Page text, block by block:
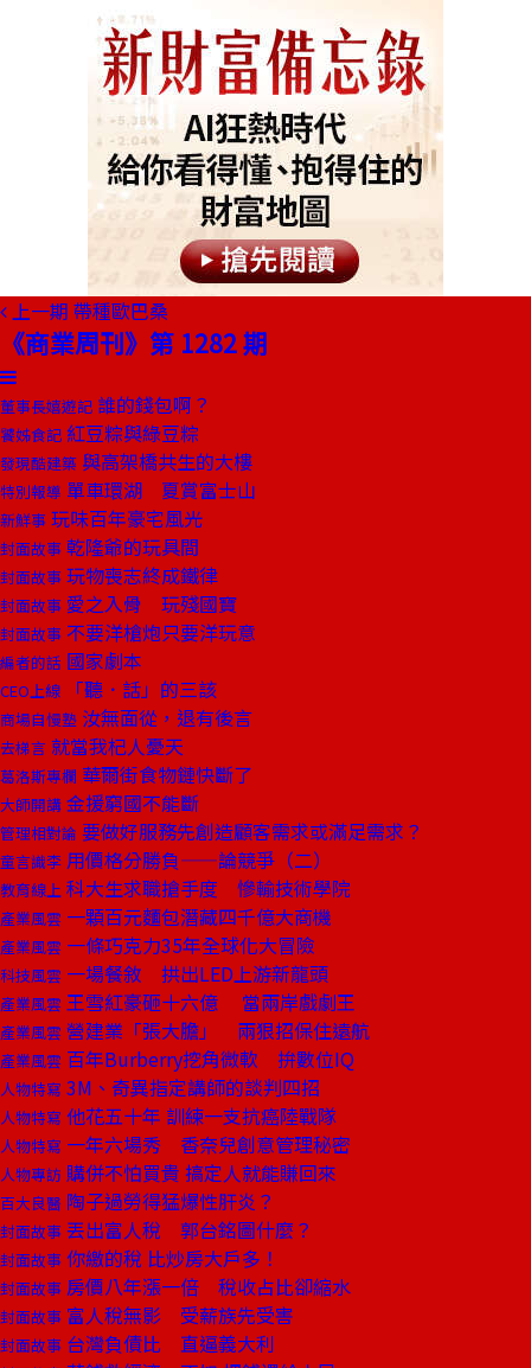
上一期 帶種歐巴桑
《商業周刊》第 1282 期
董事長嬉遊記 誰的錢包啊？
饕姊食記 紅豆粽與綠豆粽
發現酷建築 與高架橋共生的大樓
特別報導 單車環湖 夏賞富士山
新鮮事 玩味百年豪宅風光
封面故事 乾隆爺的玩具間
封面故事 玩物喪志終成鐵律
封面故事 愛之入骨 玩殘國寶
封面故事 不要洋槍炮只要洋玩意
編者的話 國家劇本
CEO上線 「聽．話」的三該
商場自慢塾 汝無面從，退有後言
去梯言 就當我杞人憂天
葛洛斯專欄 華爾街食物鏈快斷了
大師開講 金援窮國不能斷
管理相對論 要做好服務先創造顧客需求或滿足需求？
童言識李 用價格分勝負——論競爭（二）
教育線上 科大生求職搶手度 慘輸技術學院
產業風雲 一顆百元麵包潛藏四千億大商機
產業風雲 一條巧克力35年全球化大冒險
科技風雲 一場餐敘 拱出LED上游新龍頭
產業風雲 王雪紅豪砸十六億 當兩岸戲劇王
產業風雲 營建業「張大膽」 兩狠招保住遠航
產業風雲 百年Burberry挖角微軟 拚數位IQ
人物特寫 3M、奇異指定講師的談判四招
人物特寫 他花五十年 訓練一支抗癌陸戰隊
人物特寫 一年六場秀 香奈兒創意管理秘密
人物專訪 購併不怕買貴 搞定人就能賺回來
百大良醫 陶子過勞得猛爆性肝炎？
封面故事 丟出富人稅 郭台銘圖什麼？
封面故事 你繳的稅 比炒房大戶多！
封面故事 房價八年漲一倍 稅收占比卻縮水
封面故事 富人稅無影 受薪族先受害
封面故事 台灣負債比 直逼義大利